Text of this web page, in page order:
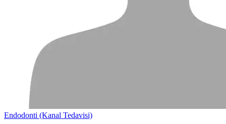
Endodonti (Kanal Tedavisi)